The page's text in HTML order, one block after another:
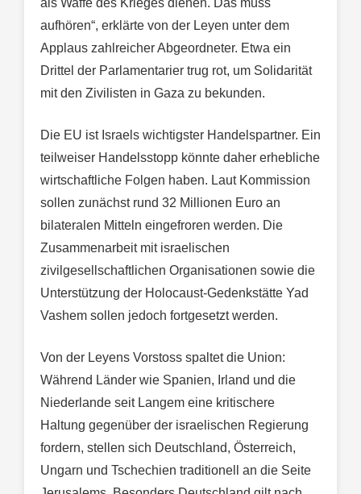
als Waffe des Krieges dienen. Das muss
aufhören“, erklärte von der Leyen unter dem
Applaus zahlreicher Abgeordneter. Etwa ein
Drittel der Parlamentarier trug rot, um Solidarität
mit den Zivilisten in Gaza zu bekunden.
Die EU ist Israels wichtigster Handelspartner. Ein
teilweiser Handelsstopp könnte daher erhebliche
wirtschaftliche Folgen haben. Laut Kommission
sollen zunächst rund 32 Millionen Euro an
bilateralen Mitteln eingefroren werden. Die
Zusammenarbeit mit israelischen
zivilgesellschaftlichen Organisationen sowie die
Unterstützung der Holocaust-Gedenkstätte Yad
Vashem sollen jedoch fortgesetzt werden.
Von der Leyens Vorstoss spaltet die Union:
Während Länder wie Spanien, Irland und die
Niederlande seit Langem eine kritischere
Haltung gegenüber der israelischen Regierung
fordern, stellen sich Deutschland, Österreich,
Ungarn und Tschechien traditionell an die Seite